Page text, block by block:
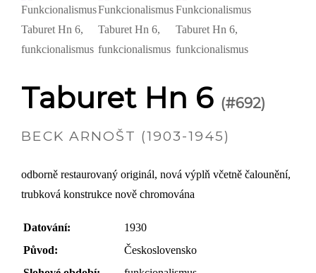
Taburet Hn 6 (#692)
BECK ARNOŠT (1903-1945)
odborně restaurovaný originál, nová výplň včetně čalounění,
trubková konstrukce nově chromována
Datování:
1930
Původ:
Československo